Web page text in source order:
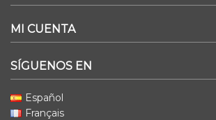
MI CUENTA
SÍGUENOS EN
Español
Français